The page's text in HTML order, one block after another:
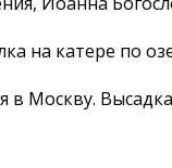
на катере по
Москву.